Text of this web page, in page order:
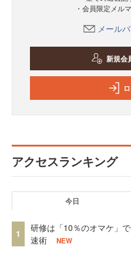
・会員限定メル
メール
新規会
アクセスランキング
今日
1
研修は「10％のオマケ」
速術
NEW